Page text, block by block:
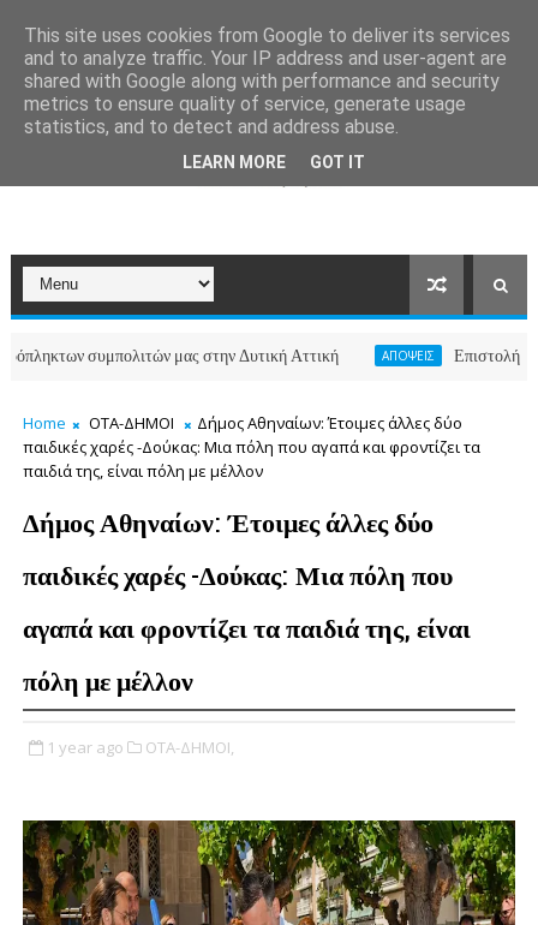
συμπολιτών μας στην Δυτική Αττική ΑΠΟΨΕΙΣ Επιστολή
Home ΟΤΑ-ΔΗΜΟΙ
Δήμος Αθηναίων: Έτοιμες άλλες δύο
παιδικές χαρές -Δούκας: Μια πόλη που αγαπά και φροντίζει τα
παιδιά της, είναι πόλη με μέλλον
Δήμος Αθηναίων: Έτοιμες άλλες δύο
παιδικές χαρές -Δούκας: Μια πόλη που
αγαπά και φροντίζει τα παιδιά της, είναι
πόλη με μέλλον
1 year ago ΟΤΑ-ΔΗΜΟΙ,
This site uses cookies from Google to deliver its services
and to analyze traffic. Your IP address and user-agent are
shared with Google along with performance and security
metrics to ensure quality of service, generate usage
statistics, and to detect and address abuse.
LEARN MORE GOT IT